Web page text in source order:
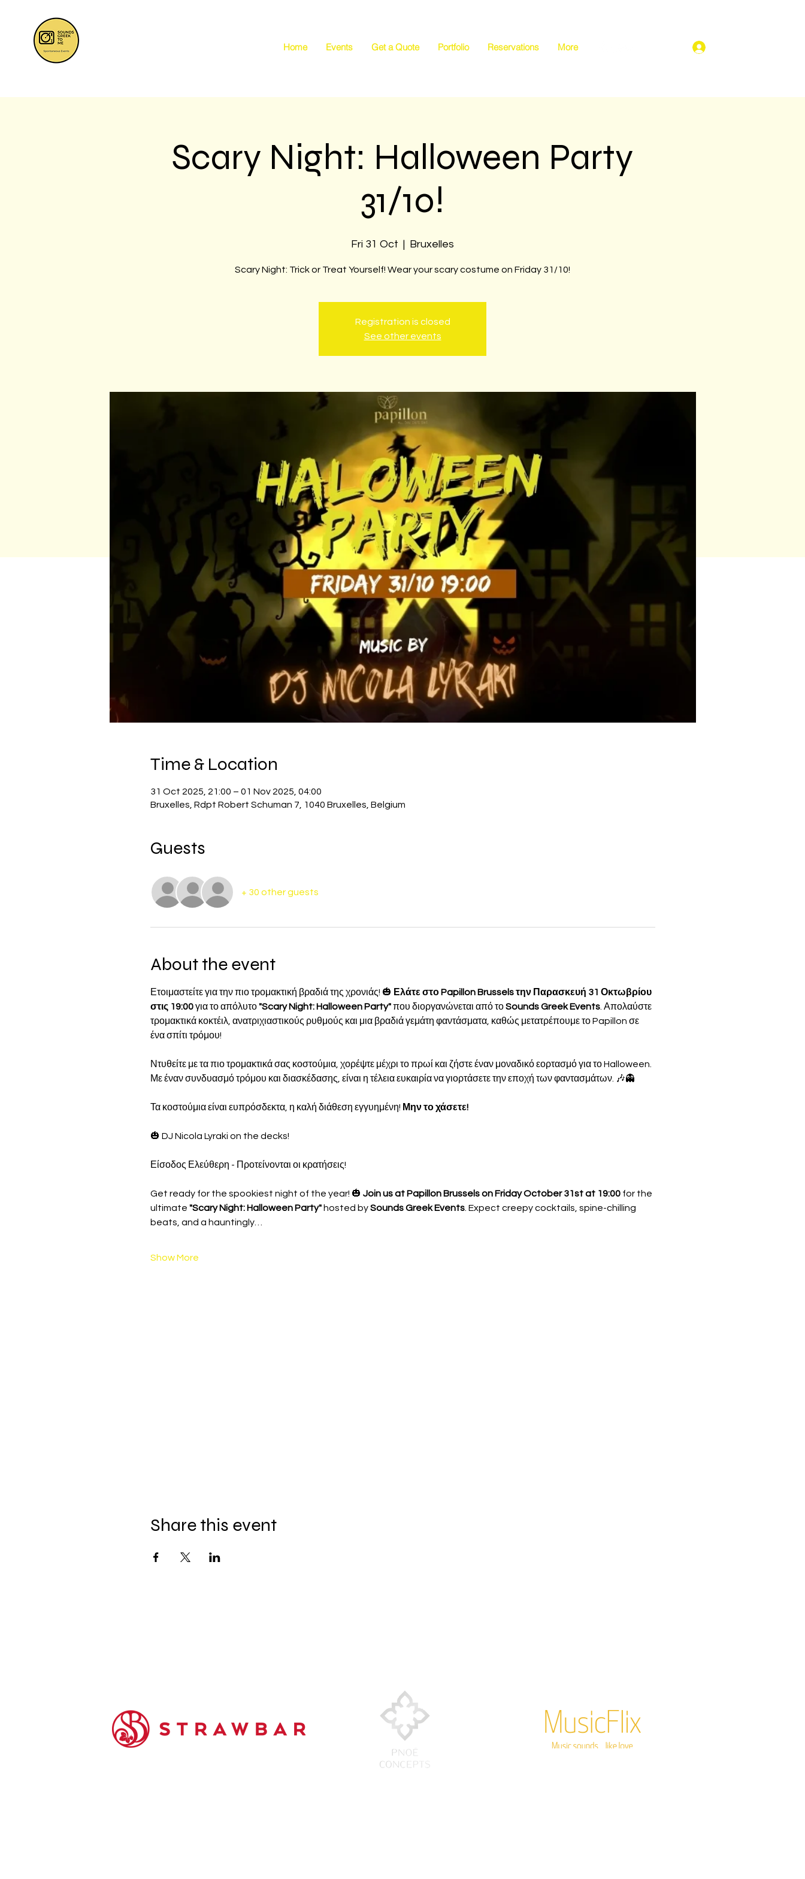
Home Events Get a Quote Portfolio Reservations More
Scary Night: Halloween Party
31/10!
Fri 31 Oct
  |
Bruxelles
Scary Night: Trick or Treat Yourself! Wear your scary costume on Friday 31/10!
Registration is closed
See other events
Time & Location
31 Oct 2025, 21:00 – 01 Nov 2025, 04:00
Bruxelles, Rdpt Robert Schuman 7, 1040 Bruxelles, Belgium
Guests
+ 30 other guests
About the event
Ετοιμαστείτε για την πιο τρομακτική βραδιά της χρονιάς! 🎃 Ελάτε στο Papillon Brussels την Παρασκευή 31 Οκτωβρίου
στις 19:00 για το απόλυτο "Scary Night: Halloween Party" που διοργανώνεται από το Sounds Greek Events. Απολαύστε
τρομακτικά κοκτέιλ, ανατριχιαστικούς ρυθμούς και μια βραδιά γεμάτη φαντάσματα, καθώς μετατρέπουμε το Papillon σε
ένα σπίτι τρόμου!
Ντυθείτε με τα πιο τρομακτικά σας κοστούμια, χορέψτε μέχρι το πρωί και ζήστε έναν μοναδικό εορτασμό για το Halloween.
Με έναν συνδυασμό τρόμου και διασκέδασης, είναι η τέλεια ευκαιρία να γιορτάσετε την εποχή των φαντασμάτων. 🎶👻
Τα κοστούμια είναι ευπρόσδεκτα, η καλή διάθεση εγγυημένη! Μην το χάσετε!
🎃 DJ Nicola Lyraki on the decks!
Είσοδος Ελεύθερη - Προτείνονται οι κρατήσεις!
Get ready for the spookiest night of the year! 🎃 Join us at Papillon Brussels on Friday October 31st at 19:00 for the
ultimate "Scary Night: Halloween Party" hosted by Sounds Greek Events. Expect creepy cocktails, spine-chilling
beats, and a hauntingly…
Show More
Share this event